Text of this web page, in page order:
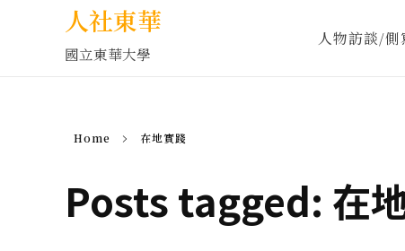
人社東華
國立東華大學
人物訪談/側
Home 在地實踐
Posts tagged: 在